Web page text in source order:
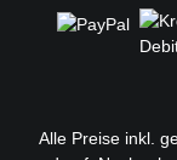
Alle Preise inkl.